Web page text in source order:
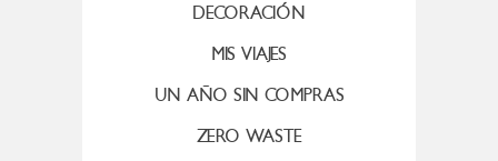
DECORACIÓN
MIS VIAJES
UN AÑO SIN COMPRAS
ZERO WASTE